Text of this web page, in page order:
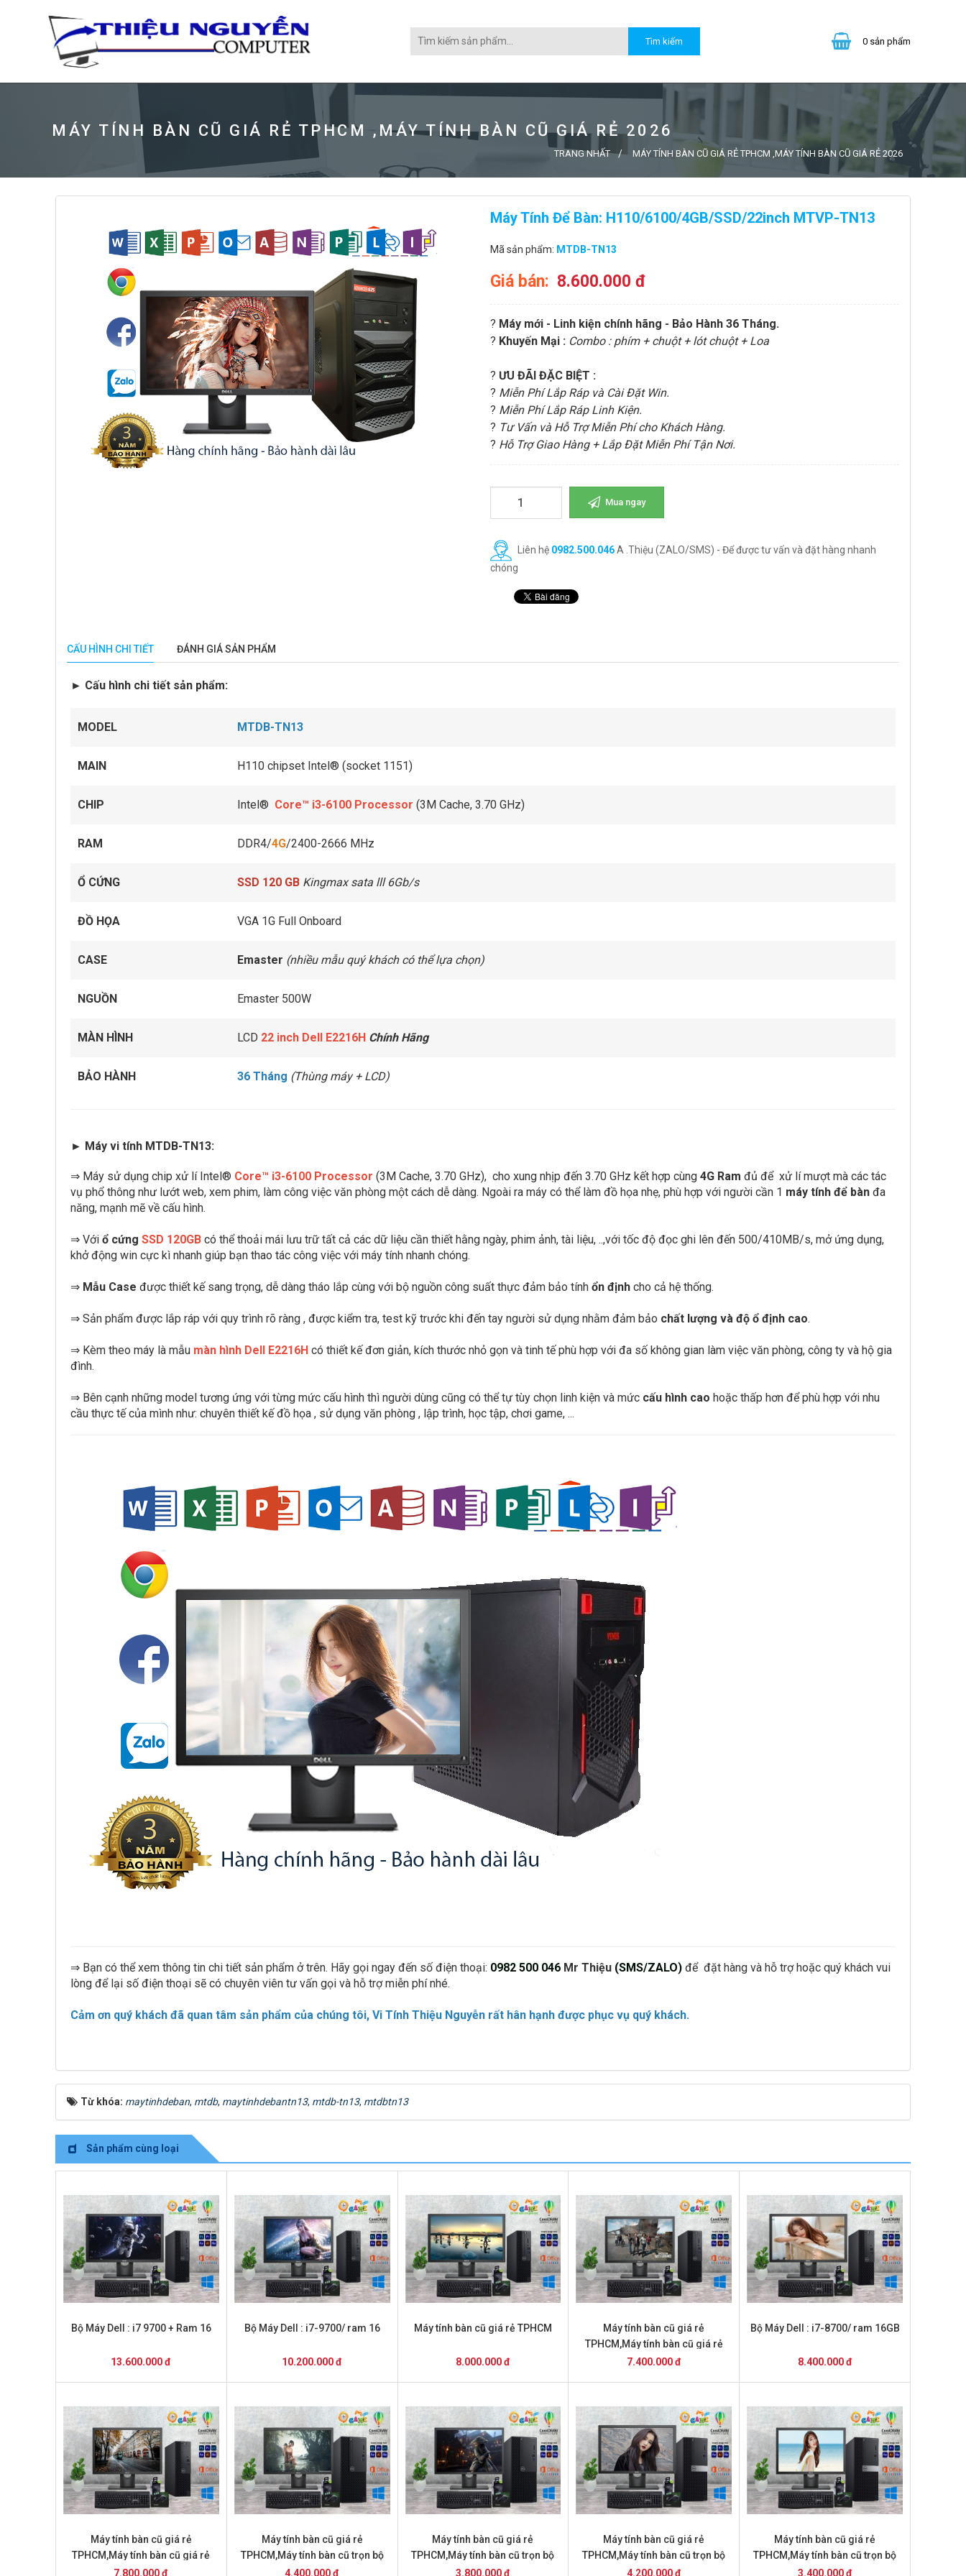
0 sản phẩm
MÁY TÍNH BÀN CŨ GIÁ RẺ TPHCM ,MÁY TÍNH BÀN CŨ GIÁ RẺ 2026
TRANG NHẤT MÁY TÍNH BÀN CŨ GIÁ RẺ TPHCM ,MÁY TÍNH BÀN CŨ GIÁ RẺ 2026
Máy Tính Để Bàn: H110/6100/4GB/SSD/22inch MTVP-TN13
Mã sản phẩm: MTDB-TN13
Giá bán: 8.600.000 đ
? Máy mới - Linh kiện chính hãng - Bảo Hành 36 Tháng.
? Khuyến Mại : Combo : phím + chuột + lót chuột + Loa
? ƯU ĐÃI ĐẶC BIỆT :
? Miễn Phí Lắp Ráp và Cài Đặt Win.
? Miễn Phí Lắp Ráp Linh Kiện.
? Tư Vấn và Hỗ Trợ Miễn Phí cho Khách Hàng.
? Hỗ Trợ Giao Hàng + Lắp Đặt Miễn Phí Tận Nơi.
Mua ngay
Liên hệ 0982.500.046A .Thiệu (ZALO/SMS) - Để được tư vấn và đặt hàng nhanh
chóng
CẤU HÌNH CHI TIẾT ĐÁNH GIÁ SẢN PHẨM
► Cấu hình chi tiết sản phẩm:
MODEL MTDB-TN13
MAIN H110 chipset Intel® (socket 1151)
CHIP Intel® Core™ i3-6100 Processor (3M Cache, 3.70 GHz)
RAM DDR4/4G/2400-2666 MHz
Ổ CỨNG SSD 120 GB Kingmax sata lll 6Gb/s
ĐỒ HỌA VGA 1G Full Onboard
CASE Emaster (nhiều mẫu quý khách có thể lựa chọn)
NGUỒN Emaster 500W
MÀN HÌNH LCD 22 inch Dell E2216H Chính Hãng
BẢO HÀNH 36 Tháng (Thùng máy + LCD)
► Máy vi tính MTDB-TN13:
⇒ Máy sử dụng chip xử lí Intel® Core™ i3-6100 Processor (3M Cache, 3.70 GHz), cho xung nhịp đến 3.70 GHz kết hợp cùng 4G Ram đủ để xử lí mượt mà các tác
vụ phổ thông như lướt web, xem phim, làm công việc văn phòng một cách dễ dàng. Ngoài ra máy có thể làm đồ họa nhẹ, phù hợp với người cần 1 máy tính để bàn đa
năng, mạnh mẽ về cấu hình.
⇒ Với ổ cứng SSD 120GB có thể thoải mái lưu trữ tất cả các dữ liệu cần thiết hằng ngày, phim ảnh, tài liệu, ..,với tốc độ đọc ghi lên đến 500/410MB/s, mở ứng dụng,
khở động win cực kì nhanh giúp bạn thao tác công việc với máy tính nhanh chóng.
⇒ Mẫu Case được thiết kế sang trọng, dễ dàng tháo lắp cùng với bộ nguồn công suất thực đảm bảo tính ổn định cho cả hệ thống.
⇒ Sản phẩm được lắp ráp với quy trình rõ ràng , được kiểm tra, test kỹ trước khi đến tay người sử dụng nhằm đảm bảo chất lượng và độ ổ định cao.
⇒ Kèm theo máy là mẫu màn hình Dell E2216H có thiết kế đơn giản, kích thước nhỏ gọn và tinh tế phù hợp với đa số không gian làm việc văn phòng, công ty và hộ gia
đình.
⇒ Bên cạnh những model tương ứng với từng mức cấu hình thì người dùng cũng có thể tự tùy chọn linh kiện và mức cấu hình cao hoặc thấp hơn để phù hợp với nhu
cầu thực tế của mình như: chuyên thiết kế đồ họa , sử dụng văn phòng , lập trình, học tập, chơi game, ...
⇒ Bạn có thể xem thông tin chi tiết sản phẩm ở trên. Hãy gọi ngay đến số điện thoại: 0982 500 046 Mr Thiệu (SMS/ZALO) để đặt hàng và hỗ trợ hoặc quý khách vui
lòng để lại số điện thoại sẽ có chuyên viên tư vấn gọi và hỗ trợ miễn phí nhé.
Cảm ơn quý khách đã quan tâm sản phẩm của chúng tôi, Vi Tính Thiệu Nguyễn rất hân hạnh được phục vụ quý khách.
Từ khóa: maytinhdeban, mtdb, maytinhdebantn13, mtdb-tn13, mtdbtn13
Sản phẩm cùng loại
Bộ Máy Dell : i7 9700 + Ram 16
13.600.000 đ
Bộ Máy Dell : i7-9700/ ram 16
10.200.000 đ
Máy tính bàn cũ giá rẻ TPHCM
8.000.000 đ
Máy tính bàn cũ giá rẻ
TPHCM,Máy tính bàn cũ giá rẻ
TPHCM
7.400.000 đ
Bộ Máy Dell : i7-8700/ ram 16GB
8.400.000 đ
Máy tính bàn cũ giá rẻ
TPHCM,Máy tính bàn cũ giá rẻ
TPHCM,Máy tính bàn cũ
7.800.000 đ
Máy tính bàn cũ giá rẻ
TPHCM,Máy tính bàn cũ trọn bộ
giá 4.2 triệu Máy tính bàn cũ giá
4.400.000 đ
Máy tính bàn cũ giá rẻ
TPHCM,Máy tính bàn cũ trọn bộ
giá 3,8 triệu
3.800.000 đ
Máy tính bàn cũ giá rẻ
TPHCM,Máy tính bàn cũ trọn bộ
giá 4.2 triệu
4.200.000 đ
Máy tính bàn cũ giá rẻ
TPHCM,Máy tính bàn cũ trọn bộ
giá 3 .4 triệu
3.400.000 đ